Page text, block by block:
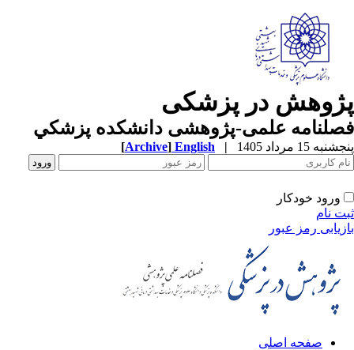
در پزشکی
علمی-پژوهشی دانشکده پزشکي
15 مرداد 1405 |
English
[Archive]
ورود خودکار
نام
رمز عبور
صفحه اصلی